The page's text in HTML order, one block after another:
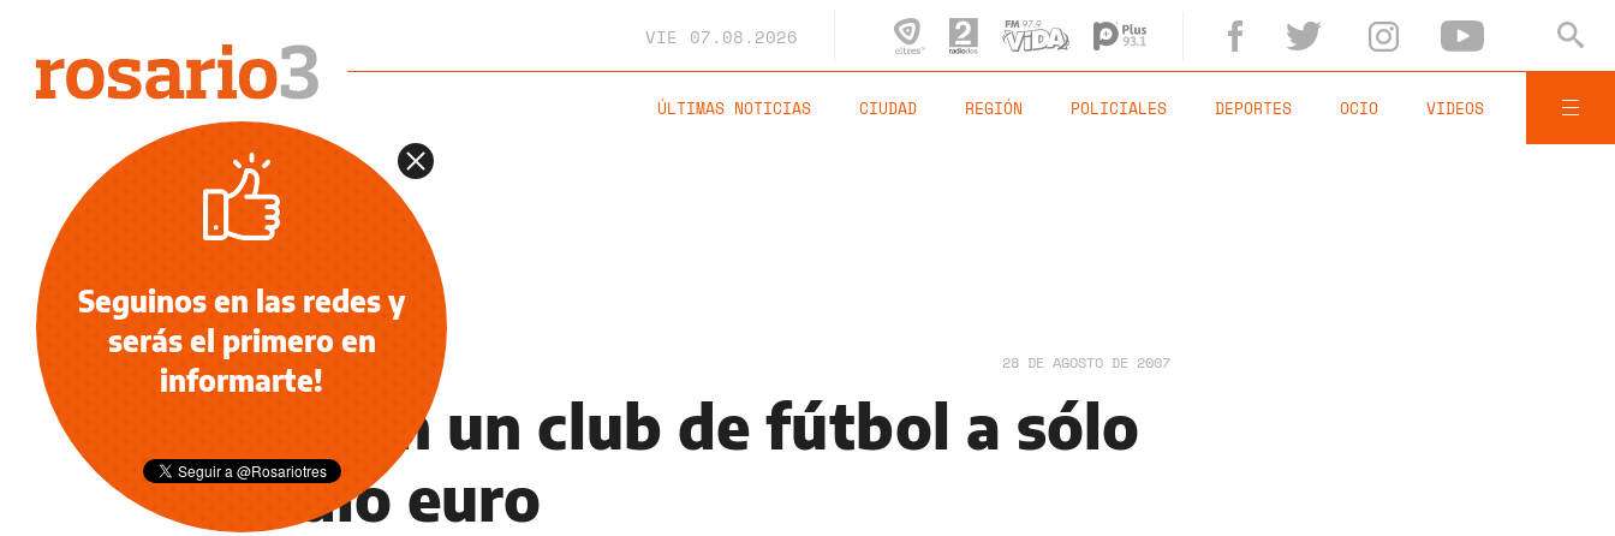
VIE 07.08.2026
ÚLTIMAS NOTICIAS CIUDAD REGIÓN POLICIALES DEPORTES OCIO VIDEOS
NOTICIAS 28 DE AGOSTO DE 2007
Venden un club de fútbol a sólo
medio euro
Seguinos en las redes y
serás el primero en
informarte!